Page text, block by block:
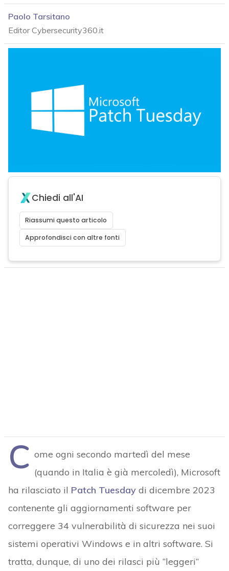
Paolo Tarsitano
Editor Cybersecurity360.it
Chiedi all'AI
Riassumi questo articolo
Approfondisci con altre fonti
C ome ogni secondo martedì del mese
(quando in Italia è già mercoledì), Microsoft
ha rilasciato il Patch Tuesdaydi dicembre 2023
contenente gli aggiornamenti software per
correggere 34 vulnerabilità di sicurezza nei suoi
sistemi operativi Windows e in altri software. Si
tratta, dunque, di uno dei rilasci più “leggeri”